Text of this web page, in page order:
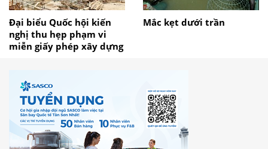
Đại biểu Quốc hội kiến
nghị thu hẹp phạm vi
miễn giấy phép xây dựng
Mắc kẹt dưới trần